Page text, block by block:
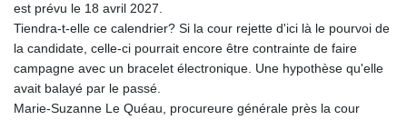
est prévu le 18 avril 2027.
Tiendra-t-elle ce calendrier? Si la cour rejette d'ici là le pourvoi de
la candidate, celle-ci pourrait encore être contrainte de faire
campagne avec un bracelet électronique. Une hypothèse qu'elle
avait balayé par le passé.
Marie-Suzanne Le Quéau, procureure générale près la cour